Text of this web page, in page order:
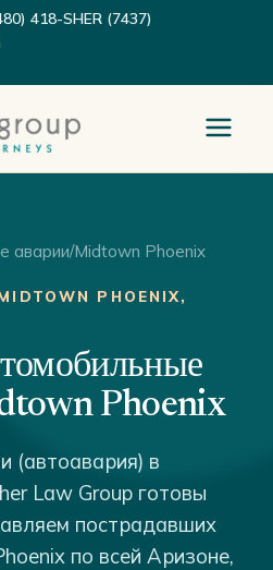
418-SHER (7437)
аварии/Midtown Phoenix
PHOENIX,
Phoenix
(автоавария) в
Law Group готовы
пострадавших
по всей Аризоне,